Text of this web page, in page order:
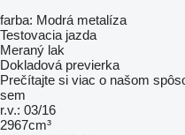
farba: Modrá metalíza
Testovacia jazda
Meraný lak
Dokladová previerka
Prečítajte si viac o našom
sem
r.v.: 03/16
2967cm³